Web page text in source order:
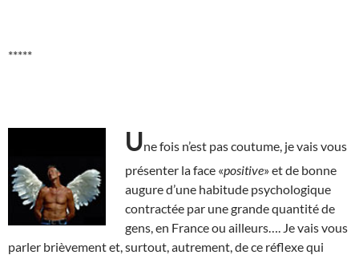
*****
Une fois n’est pas coutume, je vais vous
présenter la face «positive» et de bonne
augure d’une habitude psychologique
contractée par une grande quantité de
gens, en France ou ailleurs…. Je vais vous
parler brièvement et, surtout, autrement, de ce réflexe qui